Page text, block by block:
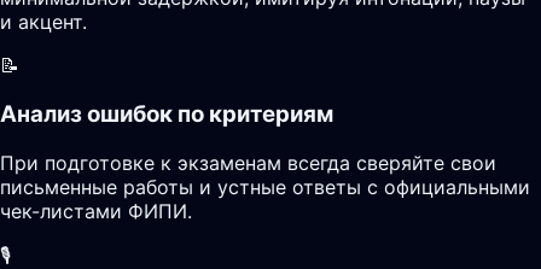
и акцент.
📝
Анализ ошибок по критериям
При подготовке к экзаменам всегда сверяйте свои
письменные работы и устные ответы с официальными
чек-листами ФИПИ.
🎙️